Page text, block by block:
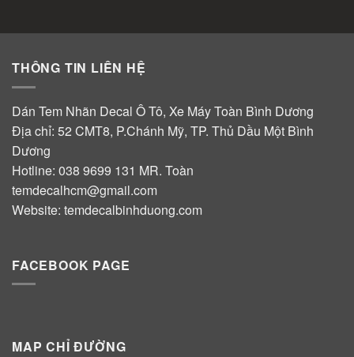
THÔNG TIN LIÊN HỆ
Dán Tem Nhãn Decal Ô Tô, Xe Máy Toàn Bình Dương
Địa chỉ: 52 CMT8, P.Chánh Mỹ, TP. Thủ Dầu Một Bình
Dương
Hotline: 038 9699 131 MR. Toàn
temdecalhcm@gmail.com
Website: temdecalbinhduong.com
FACEBOOK PAGE
MAP CHỈ ĐƯỜNG